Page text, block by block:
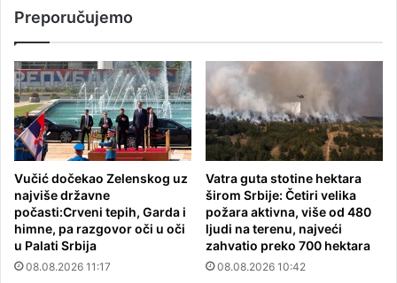
Preporučujemo
Vučić dočekao Zelenskog uz
najviše državne
počasti:Crveni tepih, Garda i
himne, pa razgovor oči u oči
u Palati Srbija
08.08.2026 11:17
Vatra guta stotine hektara
širom Srbije: Četiri velika
požara aktivna, više od 480
ljudi na terenu, najveći
zahvatio preko 700 hektara
08.08.2026 10:42